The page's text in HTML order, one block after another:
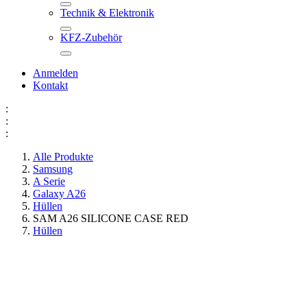
Technik & Elektronik
KFZ-Zubehör
Anmelden
Kontakt
:
:
:
Alle Produkte
Samsung
A Serie
Galaxy A26
Hüllen
SAM A26 SILICONE CASE RED
Hüllen